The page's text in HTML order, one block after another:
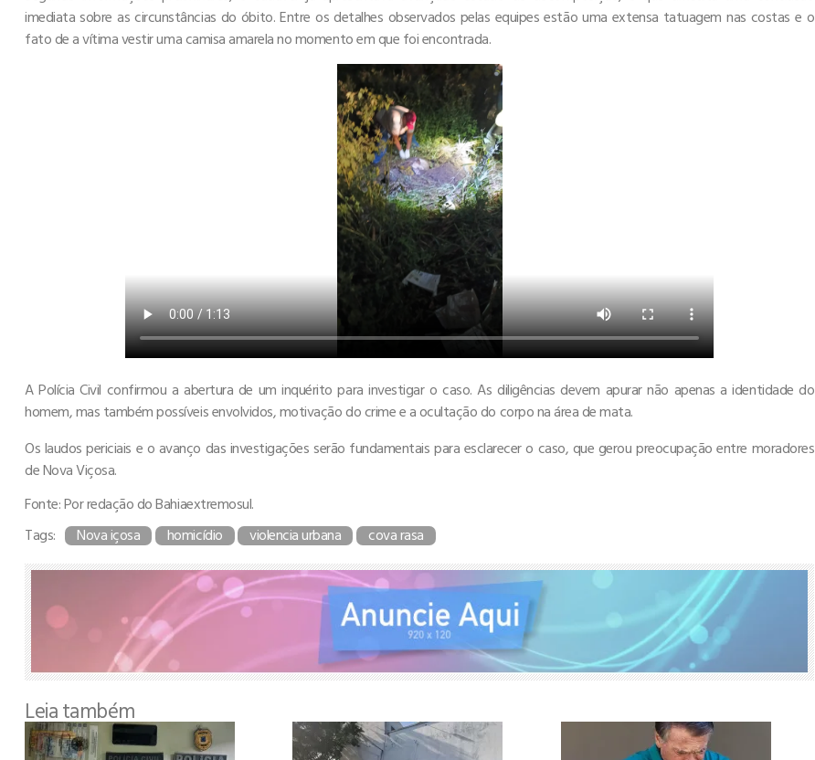
imediata sobre as circunstâncias do óbito. Entre os detalhes observados pelas equipes estão uma extensa tatuagem nas costas e o
fato de a vítima vestir uma camisa amarela no momento em que foi encontrada.
A Polícia Civil confirmou a abertura de um inquérito para investigar o caso. As diligências devem apurar não apenas a identidade do
homem, mas também possíveis envolvidos, motivação do crime e a ocultação do corpo na área de mata.
Os laudos periciais e o avanço das investigações serão fundamentais para esclarecer o caso, que gerou preocupação entre moradores
de Nova Viçosa.
Fonte: Por redação do Bahiaextremosul.
Tags:
Nova içosa homicídio violencia urbana cova rasa
Leia também